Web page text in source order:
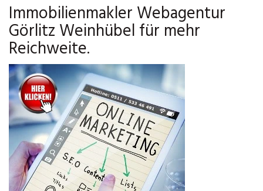
Immobilienmakler Webagentur
Görlitz Weinhübel für mehr
Reichweite.